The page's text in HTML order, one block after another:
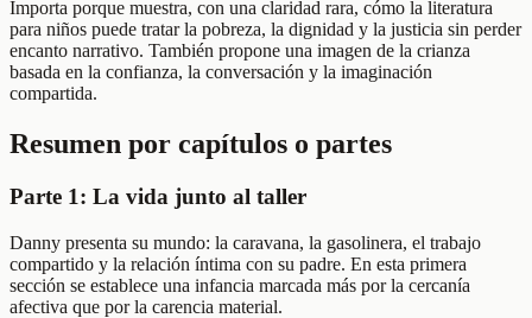
Importa porque muestra, con una claridad rara, cómo la literatura
para niños puede tratar la pobreza, la dignidad y la justicia sin perder
encanto narrativo. También propone una imagen de la crianza
basada en la confianza, la conversación y la imaginación
compartida.
Resumen por capítulos o partes
Parte 1: La vida junto al taller
Danny presenta su mundo: la caravana, la gasolinera, el trabajo
compartido y la relación íntima con su padre. En esta primera
sección se establece una infancia marcada más por la cercanía
afectiva que por la carencia material.